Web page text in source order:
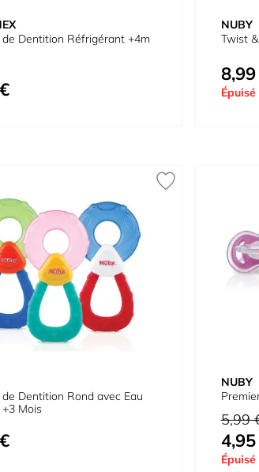
Dentition Réfrigérant +4m
NUBY
Twist
Épuisé
Dentition Rond avec Eau
Mois
NUBY
Prix
5,99
Prix
Épuisé